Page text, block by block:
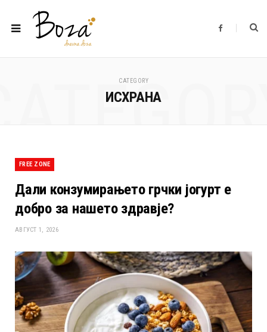
F
b
CATEGORY
ИСХРАНА
FREE ZONE
Дали конзумирањето грчки јогурт е
добро за нашето здравје?
АВГУСТ 1, 2026